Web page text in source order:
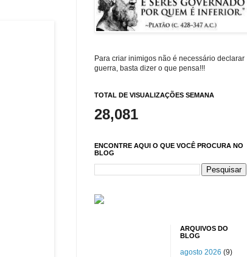
Para criar inimigos não é necessário declarar
guerra, basta dizer o que pensa!!!
TOTAL DE VISUALIZAÇÕES SEMANA
28,081
ENCONTRE AQUI O QUE VOCÊ PROCURA NO
BLOG
ARQUIVOS DO
BLOG
agosto 2026 (9)